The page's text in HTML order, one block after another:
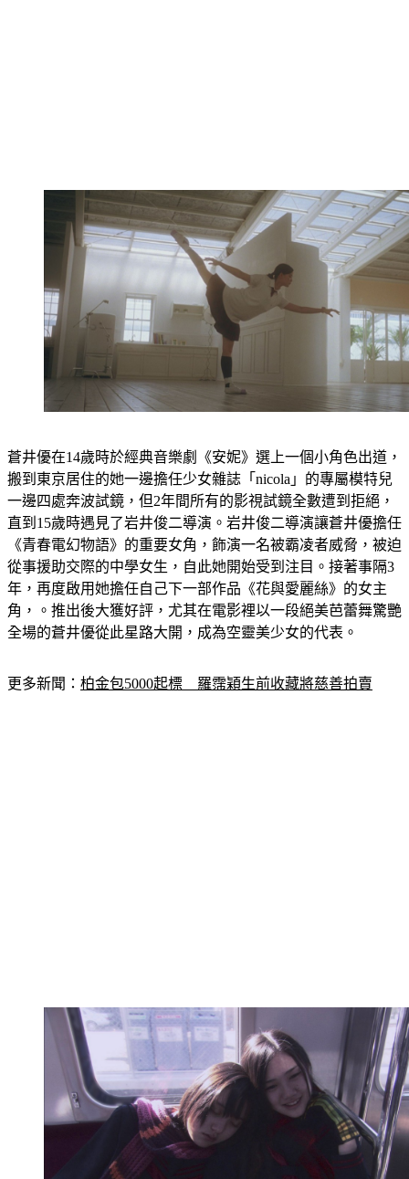
蒼井優在14歲時於經典音樂劇《安妮》選上一個小角色出道，
搬到東京居住的她一邊擔任少女雜誌「nicola」的專屬模特兒
一邊四處奔波試鏡，但2年間所有的影視試鏡全數遭到拒絕，
直到15歲時遇見了岩井俊二導演。岩井俊二導演讓蒼井優擔任
《青春電幻物語》的重要女角，飾演一名被霸凌者威脅，被迫
從事援助交際的中學女生，自此她開始受到注目。接著事隔3
年，再度啟用她擔任自己下一部作品《花與愛麗絲》的女主
角，。推出後大獲好評，尤其在電影裡以一段絕美芭蕾舞驚艷